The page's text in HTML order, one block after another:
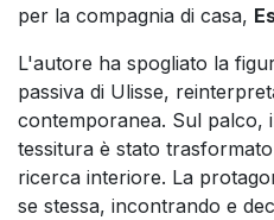
per la compagnia di casa,
L'autore ha spogliato la
passiva di Ulisse,
contemporanea. Sul palco,
tessitura è stato
ricerca interiore. La
se stessa, incontrando e